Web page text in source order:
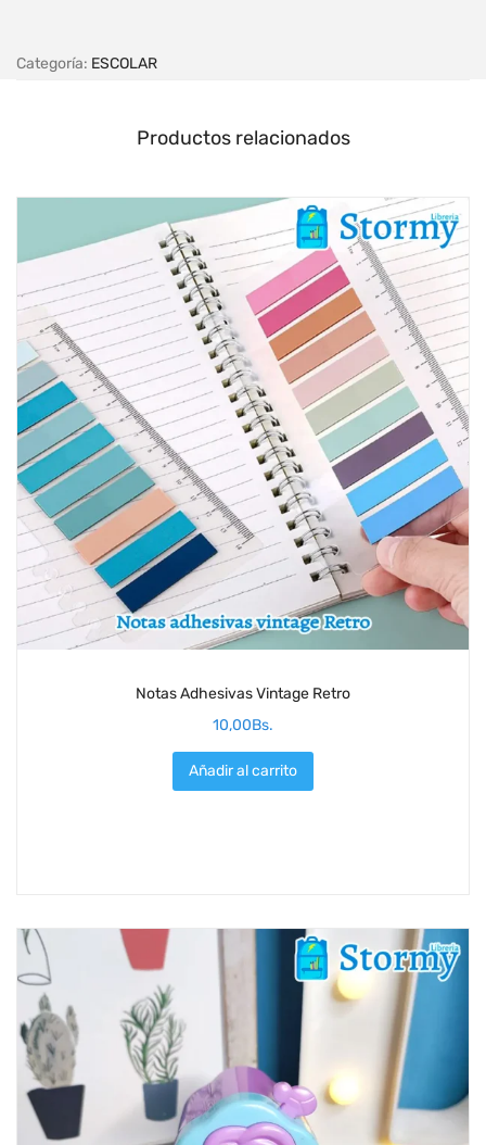
Categoría: ESCOLAR
Productos relacionados
Notas Adhesivas Vintage Retro
10,00Bs.
Añadir al carrito